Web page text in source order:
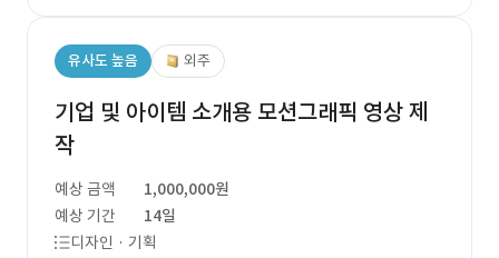
유사도 높음 외주
기업 및 아이템 소개용 모션그래픽 영상 제
작
예상 금액
1,000,000원
예상 기간
14일
디자인 · 기획